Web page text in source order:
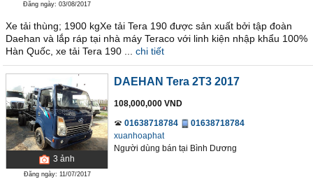
Đăng ngày: 03/08/2017
Xe tải thùng; 1900 kgXe tải Tera 190 được sản xuất bởi tập đoàn
Daehan và lắp ráp tại nhà máy Teraco với linh kiện nhập khẩu 100%
Hàn Quốc, xe tải Tera 190 ...
chi tiết
3 ảnh
Đăng ngày: 11/07/2017
DAEHAN Tera 2T3 2017
108,000,000 VND
01638718784
01638718784
xuanhoaphat
Người dùng bán tại Bình Dương